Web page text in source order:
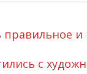
правильное
с